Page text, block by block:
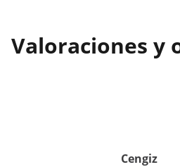
Valoraciones y
Cengiz